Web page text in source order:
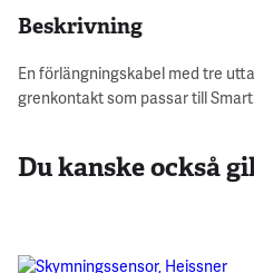
Beskrivning
En förlängningskabel med tre
grenkontakt som passar till
Du kanske också